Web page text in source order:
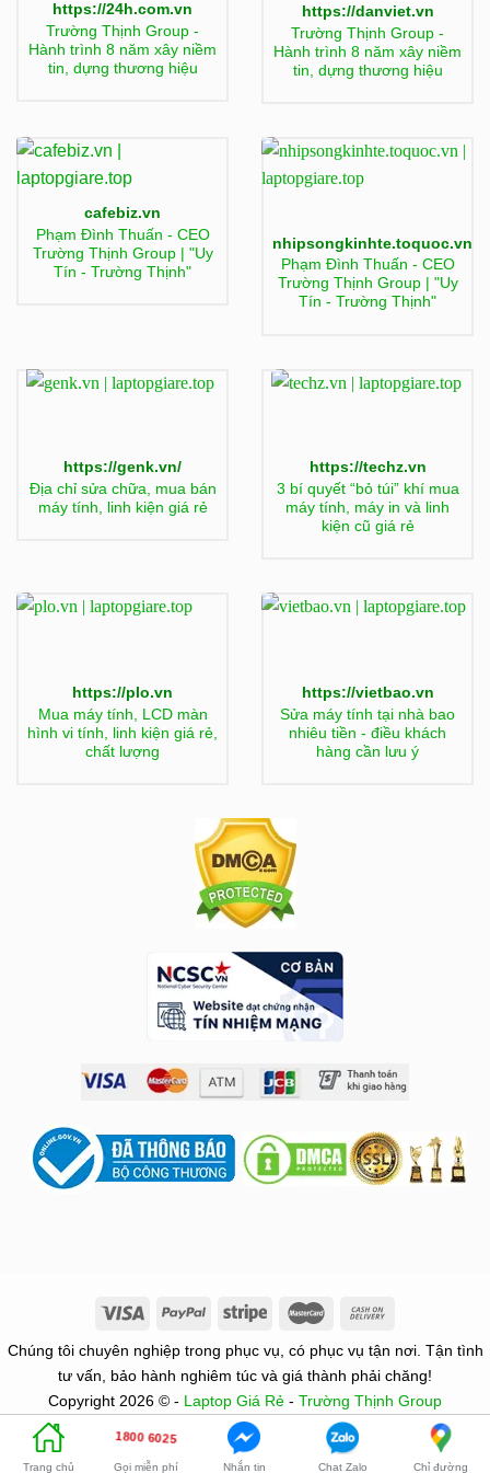
https://24h.com.vn
Trường Thịnh Group -
Hành trình 8 năm xây niềm
tin, dựng thương hiệu
https://danviet.vn
Trường Thịnh Group -
Hành trình 8 năm xây niềm
tin, dựng thương hiệu
cafebiz.vn
Phạm Đình Thuấn - CEO
Trường Thịnh Group | "Uy
Tín - Trường Thịnh"
nhipsongkinhte.toquoc.vn
Phạm Đình Thuấn - CEO
Trường Thịnh Group | "Uy
Tín - Trường Thịnh"
https://genk.vn/
Địa chỉ sửa chữa, mua bán
máy tính, linh kiện giá rẻ
https://techz.vn
3 bí quyết “bỏ túi” khí mua
máy tính, máy in và linh
kiện cũ giá rẻ
https://plo.vn
Mua máy tính, LCD màn
hình vi tính, linh kiện giá rẻ,
chất lượng
https://vietbao.vn
Sửa máy tính tại nhà bao
nhiêu tiền - điều khách
hàng cần lưu ý
Chúng tôi chuyên nghiệp trong phục vụ, có phục vụ tận nơi. Tận tình
tư vấn, bảo hành nghiêm túc và giá thành phải chăng!
Copyright 2026 © - Laptop Giá Rẻ - Trường Thịnh Group
Trang chủ
1800 6025
Gọi miễn phí Nhắn tin Chat Zalo Chỉ đường